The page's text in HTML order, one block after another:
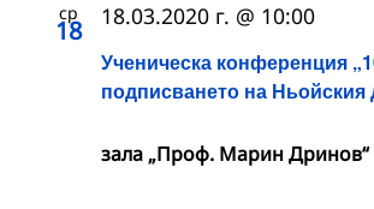
ср
18
Ученическа конференция
подписването на Ньойския
18.03.2020 г. @ 10:00
зала „Проф. Марин Дринов“